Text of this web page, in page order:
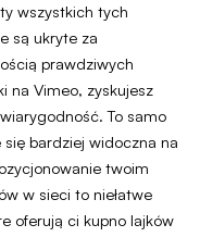
wszystkich tych
są ukryte za
prawdziwych
na Vimeo, zyskujesz
To samo
bardziej widoczna na
twoim
w sieci to niełatwe
oferują ci kupno lajków